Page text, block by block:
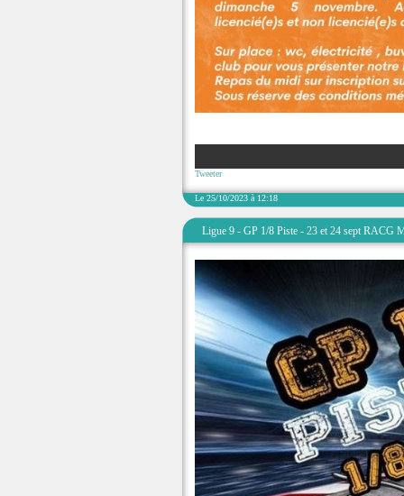
Tweeter
Le 25/10/2023 à 12:18
Ligue 9 - GP 1/8 Piste - 23 et 24 sept RACG